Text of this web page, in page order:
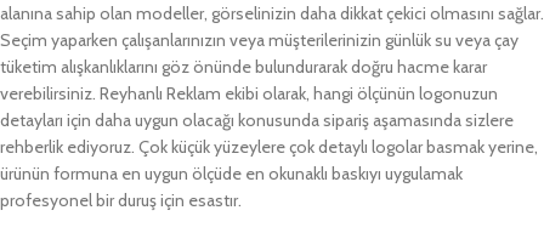
alanına sahip olan modeller, görselinizin daha dikkat çekici olmasını sağlar.
Seçim yaparken çalışanlarınızın veya müşterilerinizin günlük su veya çay
tüketim alışkanlıklarını göz önünde bulundurarak doğru hacme karar
verebilirsiniz. Reyhanlı Reklam ekibi olarak, hangi ölçünün logonuzun
detayları için daha uygun olacağı konusunda sipariş aşamasında sizlere
rehberlik ediyoruz. Çok küçük yüzeylere çok detaylı logolar basmak yerine,
ürünün formuna en uygun ölçüde en okunaklı baskıyı uygulamak
profesyonel bir duruş için esastır.